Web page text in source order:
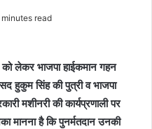
minutes read
को लेकर भाजपा हाईकमान गहन
हुकुम सिंह की पुत्री व भाजपा
मशीनरी की कार्यप्रणाली पर
मानना है कि पुनर्मतदान उनकी